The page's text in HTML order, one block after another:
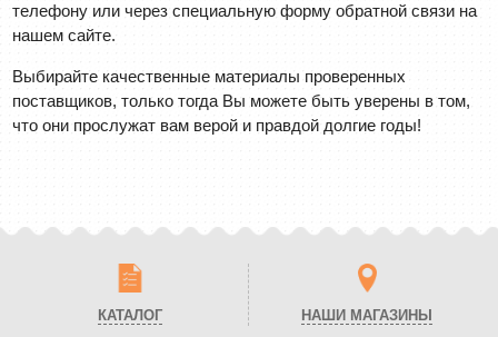
телефону или через специальную форму обратной связи на
нашем сайте.
Выбирайте качественные материалы проверенных
поставщиков, только тогда Вы можете быть уверены в том,
что они прослужат вам верой и правдой долгие годы!
КАТАЛОГ НАШИ МАГАЗИНЫ